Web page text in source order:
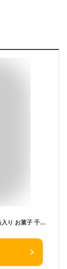
【サンリオ コラボ】 チロリアン × シナモロール 缶入り お菓子 千鳥屋 千鳥饅頭 プレゼント お土産 焼き菓子 かわいい sanrio シナモンロール シナモン サンリオ 誕生日 お返し 子ども お洒落 人気 かわいい 差し入れ お配り お配り用 手土産 バレンタイン ホワイトデー